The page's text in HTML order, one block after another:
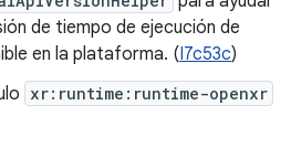
de tiempo de ejecución de
en la plataforma. (I7c53c)
xr:runtime:runtime-openxr